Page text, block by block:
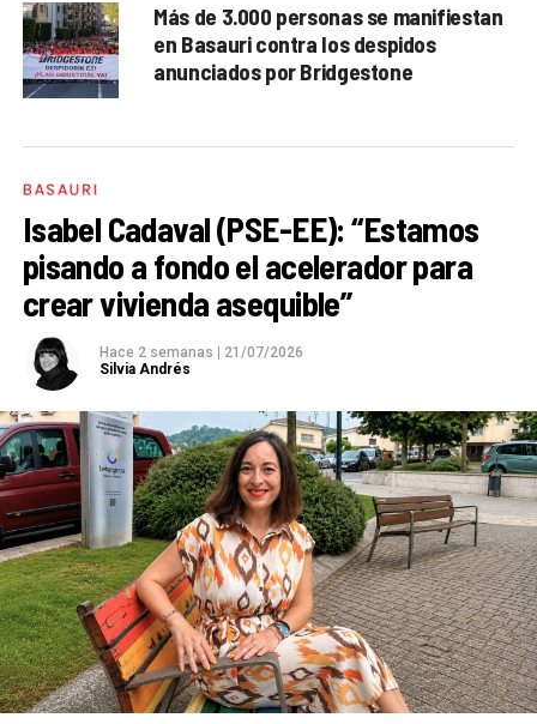
Más de 3.000 personas se manifiestan
en Basauri contra los despidos
anunciados por Bridgestone
BASAURI
Isabel Cadaval (PSE-EE): “Estamos
pisando a fondo el acelerador para
crear vivienda asequible”
Hace 2 semanas
21/07/2026
Silvia Andrés